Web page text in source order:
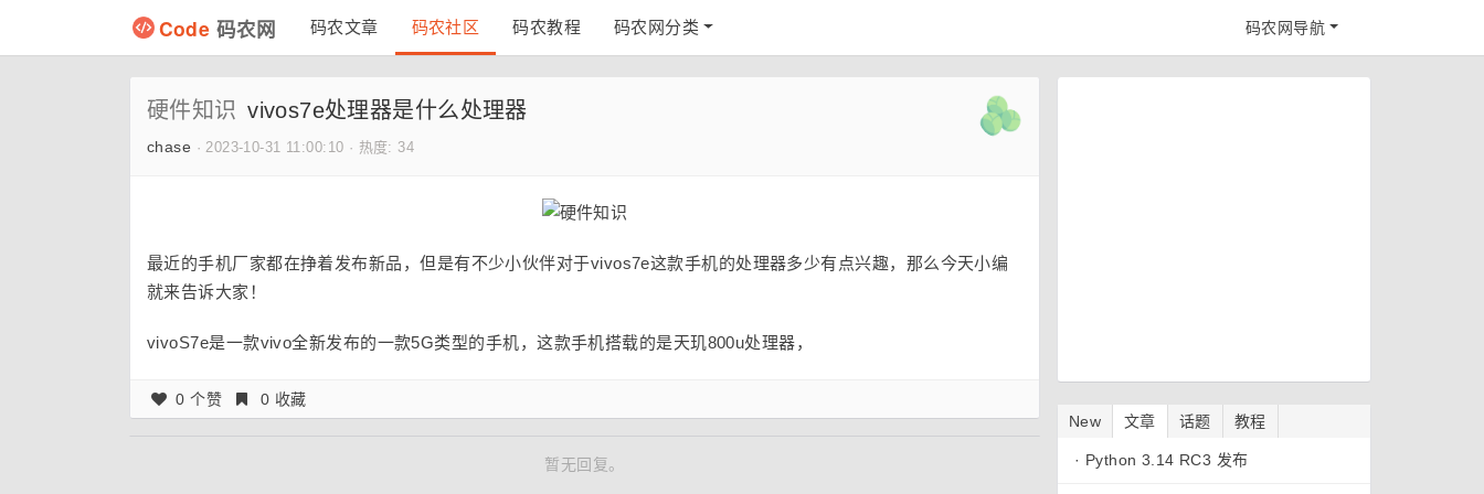
Code 码农网 码农文章 码农社区 码农教程 码农网分类 码农网导航
硬件知识 vivos7e处理器是什么处理器
chase ·2023-10-31 11:00:10 · 热度: 34
最近的手机厂家都在挣着发布新品，但是有不少小伙伴对于vivos7e这款手机的处理器多少有点兴趣，那么今天小编
就来告诉大家！
vivoS7e是一款vivo全新发布的一款5G类型的手机，这款手机搭载的是天玑800u处理器，
0 个赞 0 收藏
暂无回复。
New 文章 话题 教程
· Python 3.14 RC3 发布